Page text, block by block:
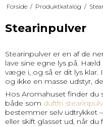
Forside / Produktkatalog /
Stearinpulver
Stearinpulver er en af de
lave sine egne lys på.
væge i, og så er dit lys
og ikke en masse udstyr,
Hos Aromahuset finder du
både som duftfri
bestemmer selv udtrykket
eller skift glasset ud, når du